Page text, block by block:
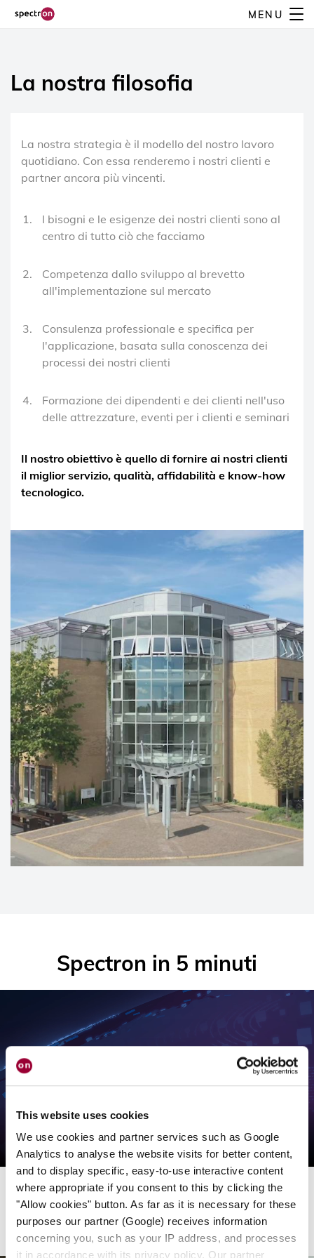
This website uses cookies
We use cookies and partner services such as Google
Analytics to analyse the website visits for better content,
and to display specific, easy-to-use interactive content
where appropriate if you consent to this by clicking the
"Allow cookies" button. As far as it is necessary for these
purposes our partner (Google) receives information
concerning you, such as your IP address, and processes
it in accordance with its privacy policy. Our partner
MENU
La nostra filosofia
La nostra strategia è il modello del nostro lavoro
quotidiano. Con essa renderemo i nostri clienti e
partner ancora più vincenti.
I bisogni e le esigenze dei nostri clienti sono al
centro di tutto ciò che facciamo
Competenza dallo sviluppo al brevetto
all'implementazione sul mercato
Consulenza professionale e specifica per
l'applicazione, basata sulla conoscenza dei
processi dei nostri clienti
Formazione dei dipendenti e dei clienti nell'uso
delle attrezzature, eventi per i clienti e seminari
Il nostro obiettivo è quello di fornire ai nostri clienti
il miglior servizio, qualità, affidabilità e know-how
tecnologico.
Immagine
Spectron in 5 minuti